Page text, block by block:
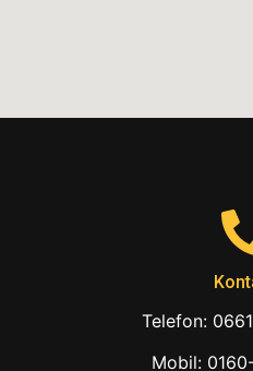
Telefon:
Mobil: